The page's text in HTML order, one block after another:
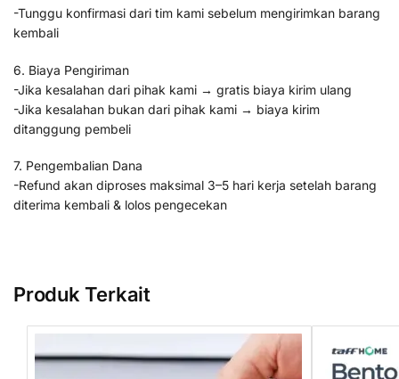
-Tunggu konfirmasi dari tim kami sebelum mengirimkan barang
kembali
6. Biaya Pengiriman
-Jika kesalahan dari pihak kami → gratis biaya kirim ulang
-Jika kesalahan bukan dari pihak kami → biaya kirim
ditanggung pembeli
7. Pengembalian Dana
-Refund akan diproses maksimal 3–5 hari kerja setelah barang
diterima kembali & lolos pengecekan
Produk Terkait